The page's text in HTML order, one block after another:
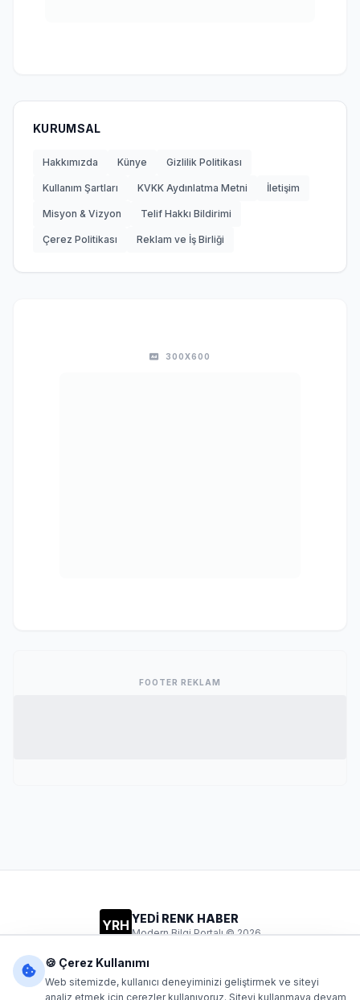
KURUMSAL
Hakkımızda Künye Gizlilik Politikası
Kullanım Şartları KVKK Aydınlatma Metni İletişim
Misyon & Vizyon Telif Hakkı Bildirimi
Çerez Politikası Reklam ve İş Birliği
300X600
FOOTER REKLAM
YRH YEDİ RENK HABER
Modern Bilgi Portalı © 2026
🍪 Çerez Kullanımı
Web sitemizde, kullanıcı deneyiminizi geliştirmek ve siteyi
analiz etmek için çerezler kullanıyoruz. Siteyi kullanmaya devam